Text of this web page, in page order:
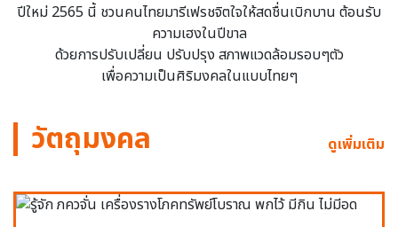
ปีใหม่ 2565 นี้ ชวนคนไทยมารีเฟรชจิตใจให้สดชื่นเบิกบาน ต้อนรับ
ความเฮงในปีขาล
ด้วยการปรับเปลี่ยน ปรับปรุง สภาพแวดล้อมรอบๆตัว
เพื่อความเป็นศิริมงคลในแบบไทยๆ
วัตถุมงคล ดูเพิ่มเติม